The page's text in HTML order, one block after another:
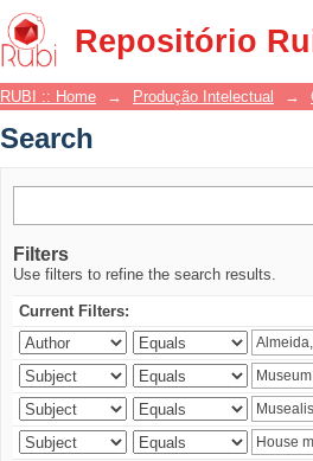
Repositório
Search
RUBI :: Home → Produção Intelectual →
Search
Filters
Use filters to refine the search results.
Current Filters: